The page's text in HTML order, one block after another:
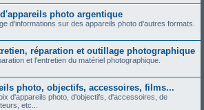
photo argentique
d'informations sur des appareils photo d'autres formats.
réparation et outillage photographique
et l'entretien du matériel photographique.
photo, objectifs, accessoires, films...
d'appareils photo, d'objectifs, d'accessoires, de
etc...